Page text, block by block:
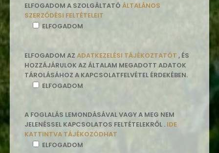
ELFOGADOM A SZOLGÁLTATÓ ÁLTALÁNOS
SZERZŐDÉSI FELTÉTELEIT
ELFOGADOM
ELFOGADOM AZ ADATKEZELÉSI TÁJÉKOZTATÓT , ÉS
HOZZÁJÁRULOK AZ ÁLTALAM MEGADOTT ADATOK
TÁROLÁSÁHOZ A KAPCSOLATFELVÉTEL ÉRDEKÉBEN.
ELFOGADOM
A FOGLALÁS LEMONDÁSÁVAL VAGY A MEG NEM
JELENÉSSEL KAPCSOLATOS FELTÉTELEKRŐL . IDE
KATTINTVA TÁJÉKOZÓDHAT
ELFOGADOM